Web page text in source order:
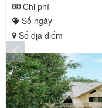
Chi phí
Số ngày
Số địa điểm